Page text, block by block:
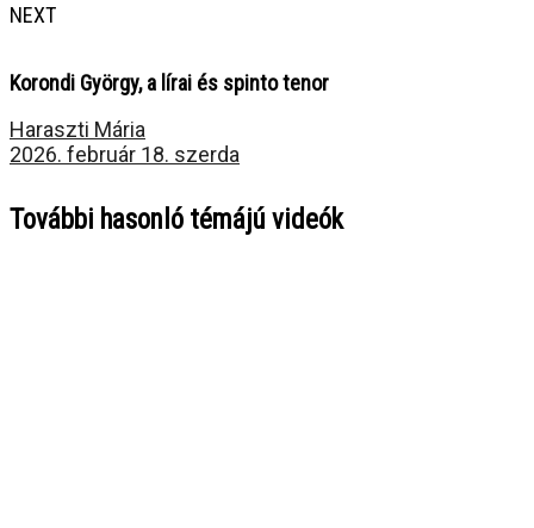
NEXT
Korondi György, a lírai és spinto tenor
Haraszti Mária
2026. február 18. szerda
További hasonló témájú videók